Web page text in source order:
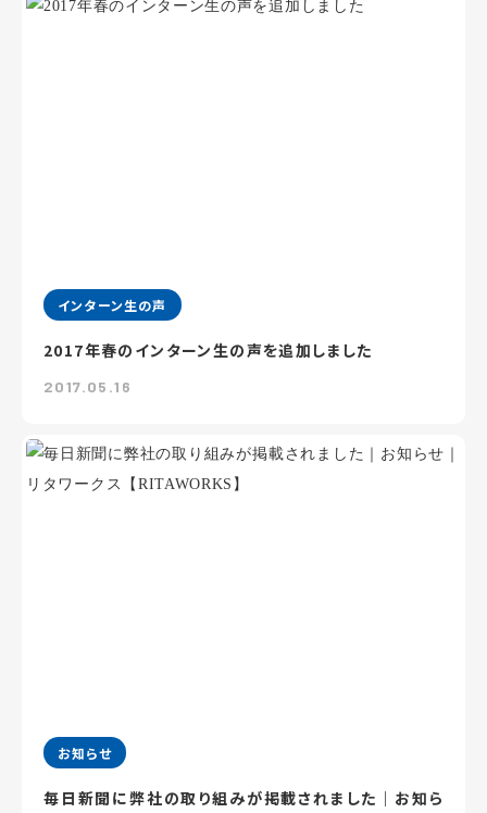
インターン生の声
2017年春のインターン生の声を追加しました
2017.05.16
お知らせ
毎日新聞に弊社の取り組みが掲載されました｜お知ら